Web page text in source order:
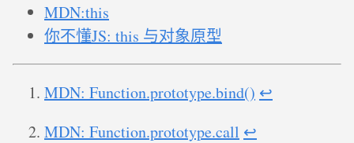
MDN:this
你不懂JS: this 与对象原型
MDN: Function.prototype.bind() ↩︎
MDN: Function.prototype.call ↩︎